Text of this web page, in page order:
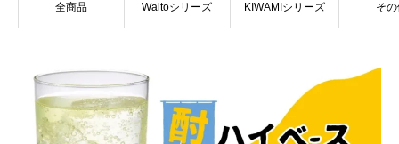
全商品 Waltoシリーズ KIWAMIシリーズ そ